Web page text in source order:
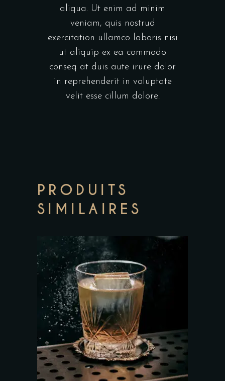
aliqua. Ut enim ad minim
veniam, quis nostrud
exercitation ullamco laboris nisi
ut aliquip ex ea commodo
conseq at duis aute irure dolor
in reprehenderit in voluptate
velit esse cillum dolore.
PRODUITS
SIMILAIRES
Add to wishlist